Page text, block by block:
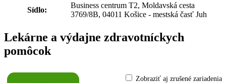
Sídlo:
Business centrum T2, Moldavská cesta
3769/8B, 04011 Košice - mestská časť Juh
Lekárne a výdajne zdravotníckych
pomôcok
Zobraziť aj zrušené zariadenia